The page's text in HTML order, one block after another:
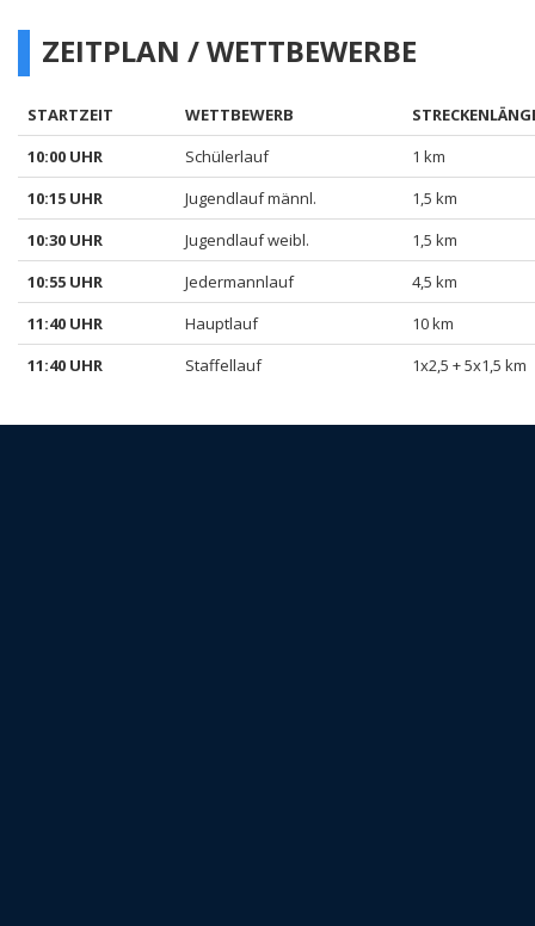
ZEITPLAN / WETTBEWERBE
STARTZEIT WETTBEWERB
10:00 UHR
Schülerlauf
1 km
10:15 UHR
Jugendlauf männl.
1,5 km
10:30 UHR
Jugendlauf weibl.
1,5 km
10:55 UHR
Jedermannlauf
4,5 km
11:40 UHR
Hauptlauf
10 km
11:40 UHR
Staffellauf 1x2,5 + 5x1,5 km